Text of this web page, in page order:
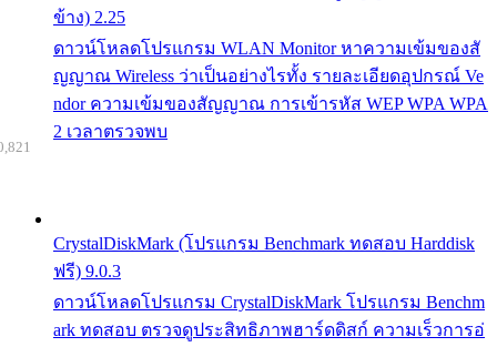
ข้าง) 2.25
ดาวน์โหลดโปรแกรม WLAN Monitor หาความเข้มของสั
ญญาณ Wireless ว่าเป็นอย่างไรทั้ง รายละเอียดอุปกรณ์ Ve
ndor ความเข้มของสัญญาณ การเข้ารหัส WEP WPA WPA
2 เวลาตรวจพบ
CrystalDiskMark (โปรแกรม Benchmark ทดสอบ Harddisk
ฟรี) 9.0.3
ดาวน์โหลดโปรแกรม CrystalDiskMark โปรแกรม Benchm
ark ทดสอบ ตรวจดูประสิทธิภาพฮาร์ดดิสก์ ความเร็วการอ่